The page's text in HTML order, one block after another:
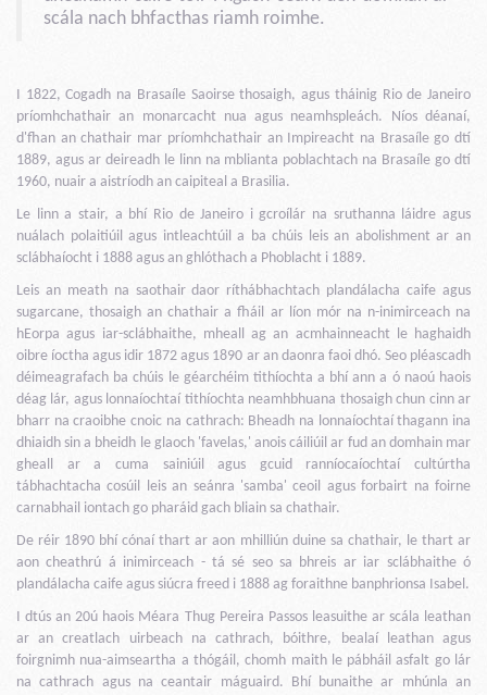
scála nach bhfacthas riamh roimhe.
I 1822, Cogadh na Brasaíle Saoirse thosaigh, agus tháinig Rio de Janeiro
príomhchathair an monarcacht nua agus neamhspleách. Níos déanaí,
d'fhan an chathair mar príomhchathair an Impireacht na Brasaíle go dtí
1889, agus ar deireadh le linn na mblianta poblachtach na Brasaíle go dtí
1960, nuair a aistríodh an caipiteal a Brasilia.
Le linn a stair, a bhí Rio de Janeiro i gcroílár na sruthanna láidre agus
nuálach polaitiúil agus intleachtúil a ba chúis leis an abolishment ar an
sclábhaíocht i 1888 agus an ghlóthach a Phoblacht i 1889.
Leis an meath na saothair daor ríthábhachtach plandálacha caife agus
sugarcane, thosaigh an chathair a fháil ar líon mór na n-inimirceach na
hEorpa agus iar-sclábhaithe, mheall ag an acmhainneacht le haghaidh
oibre íoctha agus idir 1872 agus 1890 ar an daonra faoi dhó. Seo pléascadh
déimeagrafach ba chúis le géarchéim tithíochta a bhí ann a ó naoú haois
déag lár, agus lonnaíochtaí tithíochta neamhbhuana thosaigh chun cinn ar
bharr na craoibhe cnoic na cathrach: Bheadh na lonnaíochtaí thagann ina
dhiaidh sin a bheidh le glaoch 'favelas,' anois cáiliúil ar fud an domhain mar
gheall ar a cuma sainiúil agus gcuid ranníocaíochtaí cultúrtha
tábhachtacha cosúil leis an seánra 'samba' ceoil agus forbairt na foirne
carnabhail iontach go pharáid gach bliain sa chathair.
De réir 1890 bhí cónaí thart ar aon mhilliún duine sa chathair, le thart ar
aon cheathrú á inimirceach - tá sé seo sa bhreis ar iar sclábhaithe ó
plandálacha caife agus siúcra freed i 1888 ag foraithne banphrionsa Isabel.
I dtús an 20ú haois Méara Thug Pereira Passos leasuithe ar scála leathan
ar an creatlach uirbeach na cathrach, bóithre, bealaí leathan agus
foirgnimh nua-aimseartha a thógáil, chomh maith le pábháil asfalt go lár
na cathrach agus na ceantair máguaird. Bhí bunaithe ar mhúnla an